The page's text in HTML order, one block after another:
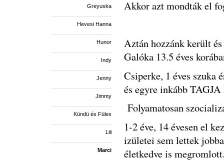
Greyuska
Hevesi Hanna
Hunor
Indy
Jenny
Jimmy
Kündü és Füles
Lili
Marci
Akkor azt mondták el
Aztán hozzánk került
Galóka 13.5 éves
Csiperke, 1 éves szuka
és egyre inkább
Folyamatosan
1-2 éve, 14 évesen el
izületei sem lettek
életkedve is